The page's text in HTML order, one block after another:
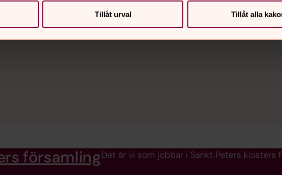
Tillåt urval Tillåt alla
församlingDet är vi som jobbar i Sankt Peters klosters